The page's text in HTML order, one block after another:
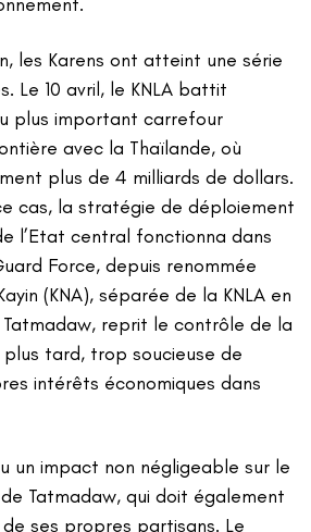
les Karens ont atteint une série
Le 10 avril, le KNLA battit
plus important carrefour
avec la Thaïlande, où
plus de 4 milliards de dollars.
cas, la stratégie de déploiement
l’Etat central fonctionna dans
Force, depuis renommée
(KNA), séparée de la KNLA en
Tatmadaw, reprit le contrôle de la
tard, trop soucieuse de
intérêts économiques dans
un impact non négligeable sur le
Tatmadaw, qui doit également
ses propres partisans. Le